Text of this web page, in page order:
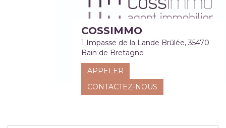
COSSIMMO
1 Impasse de la Lande Brûlée, 35470
Bain de Bretagne
APPELER
CONTACTEZ-NOUS